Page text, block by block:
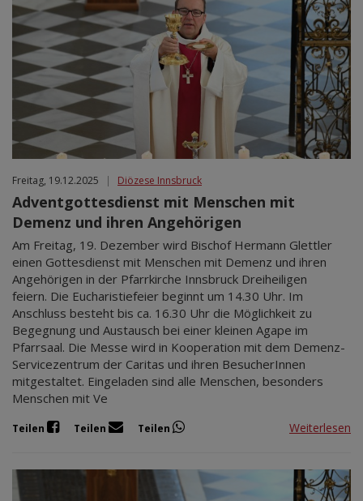
Freitag, 19.12.2025 | Diözese Innsbruck
Adventgottesdienst mit Menschen mit
Demenz und ihren Angehörigen
Am Freitag, 19. Dezember wird Bischof Hermann Glettler
einen Gottesdienst mit Menschen mit Demenz und ihren
Angehörigen in der Pfarrkirche Innsbruck Dreiheiligen
feiern. Die Eucharistiefeier beginnt um 14.30 Uhr. Im
Anschluss besteht bis ca. 16.30 Uhr die Möglichkeit zu
Begegnung und Austausch bei einer kleinen Agape im
Pfarrsaal. Die Messe wird in Kooperation mit dem Demenz-
Servicezentrum der Caritas und ihren BesucherInnen
mitgestaltet. Eingeladen sind alle Menschen, besonders
Menschen mit Ve
Teilen Teilen Teilen Weiterlesen